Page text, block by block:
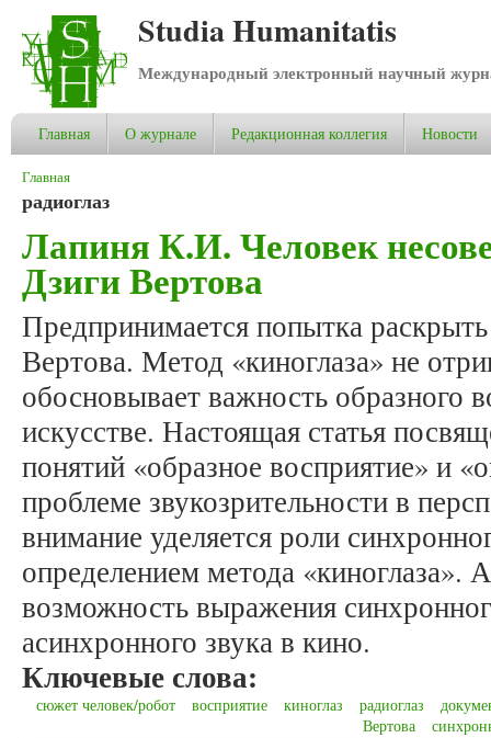
Studia Humanitatis
Международный электронный научный
Главная О журнале Редакционная коллегия Новости
Вы здесь
Главная
радиоглаз
Лапиня К.И. Человек
Дзиги Вертова
Предпринимается попытка
Вертова. Метод «киноглаза» не
обосновывает важность образного
искусстве. Настоящая статья
понятий «образное восприятие» и
проблеме звукозрительности в
внимание уделяется роли
определением метода «киноглаза».
возможность выражения
асинхронного звука в кино.
Ключевые слова:
сюжет человек/робот восприятие киноглаз радиоглаз
Вертова